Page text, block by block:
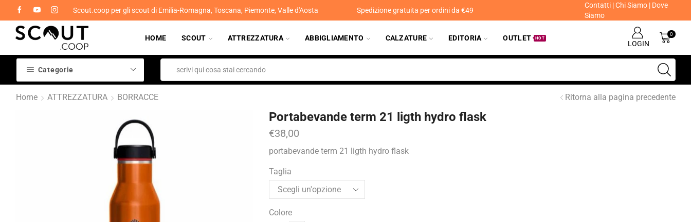
Scout.coop per gli scout di Emilia-Romagna, Toscana, Piemonte, Valle d'Aosta Spedizione gratuita per ordini da €49
Contatti|Chi Siamo| Dove
Siamo
HOME SCOUT ATTREZZATURA ABBIGLIAMENTO CALZATURE EDITORIA OUTLET HOT
LOGIN
0
Categorie
Home ATTREZZATURA BORRACCE Ritorna alla pagina precedente
Portabevande term 21 ligth hydro flask
€38,00
portabevande term 21 ligth hydro flask
Taglia
Colore